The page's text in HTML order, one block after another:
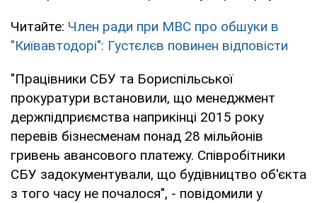
Читайте: Член ради при МВС про обшуки в
"Київавтодорі": Густєлєв повинен відповісти
"Працівники СБУ та Бориспільської
прокуратури встановили, що менеджмент
держпідприємства наприкінці 2015 року
перевів бізнесменам понад 28 мільйонів
гривень авансового платежу. Співробітники
СБУ задокументували, що будівництво об'єкта
з того часу не почалося", - повідомили у